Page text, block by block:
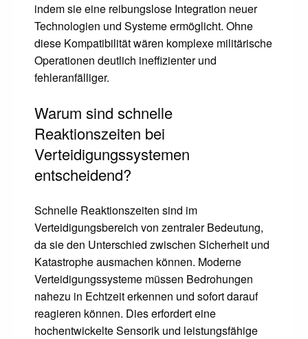
indem sie eine reibungslose Integration neuer
Technologien und Systeme ermöglicht. Ohne
diese Kompatibilität wären komplexe militärische
Operationen deutlich ineffizienter und
fehleranfälliger.
Warum sind schnelle
Reaktionszeiten bei
Verteidigungssystemen
entscheidend?
Schnelle Reaktionszeiten sind im
Verteidigungsbereich von zentraler Bedeutung,
da sie den Unterschied zwischen Sicherheit und
Katastrophe ausmachen können. Moderne
Verteidigungssysteme müssen Bedrohungen
nahezu in Echtzeit erkennen und sofort darauf
reagieren können. Dies erfordert eine
hochentwickelte Sensorik und leistungsfähige